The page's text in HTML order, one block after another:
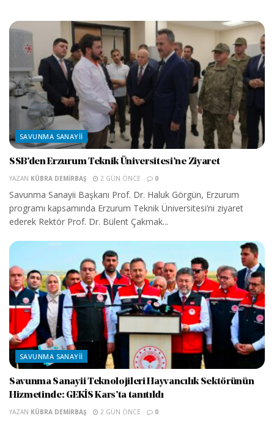
SAVUNMA SANAYII
SSB’den Erzurum Teknik Üniversitesi’ne Ziyaret
YAZAN KÜBRA DEMIRBAŞ 2 GÜN ÖNCE 0
Savunma Sanayii Başkanı Prof. Dr. Haluk Görgün, Erzurum
programı kapsamında Erzurum Teknik Üniversitesi’ni ziyaret
ederek Rektör Prof. Dr. Bülent Çakmak...
SAVUNMA SANAYII
Savunma Sanayii Teknolojileri Hayvancılık Sektörünün
Hizmetinde: GEKİS Kars’ta tanıtıldı
YAZAN KÜBRA DEMIRBAŞ 2 GÜN ÖNCE 0